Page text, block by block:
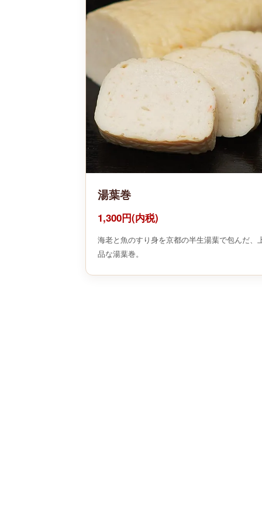
湯葉巻
1,300円(内税)
海老と魚のすり身を京都の半生湯葉で包んだ、
品な湯葉巻。